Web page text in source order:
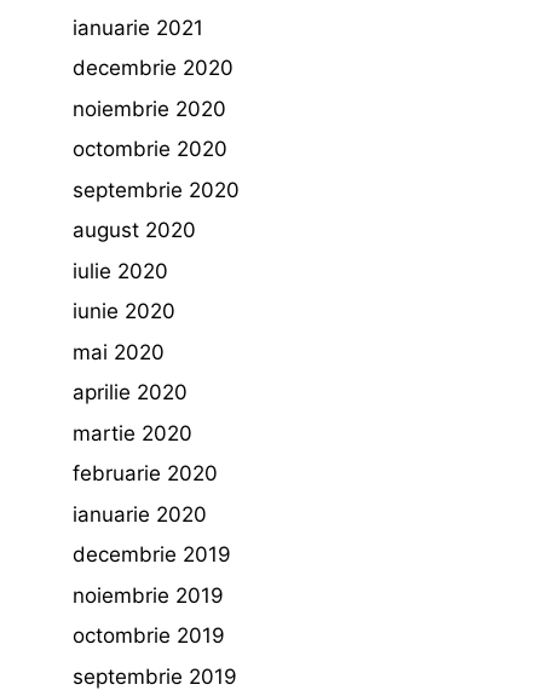
ianuarie 2021
decembrie 2020
noiembrie 2020
octombrie 2020
septembrie 2020
august 2020
iulie 2020
iunie 2020
mai 2020
aprilie 2020
martie 2020
februarie 2020
ianuarie 2020
decembrie 2019
noiembrie 2019
octombrie 2019
septembrie 2019